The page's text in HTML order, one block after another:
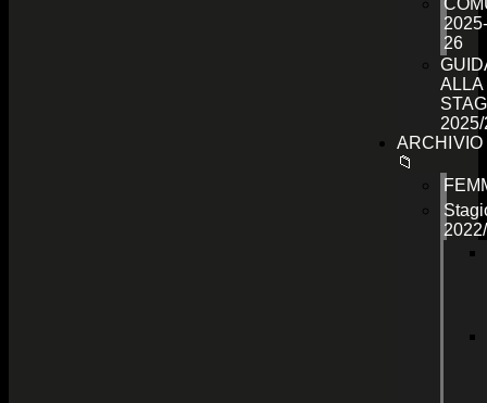
2025-
26
ALLA
2025/
ARCHIVIO
📁